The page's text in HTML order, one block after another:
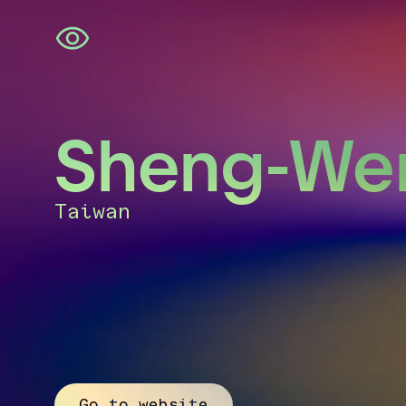
Navigatie
overslaan
Sheng-
Taiwan